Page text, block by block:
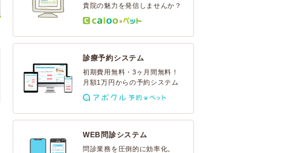
貴院の魅力を発信しませんか？
診療予約システム
初期費用無料・3ヶ月間無料！
月額1万円からの予約システム
WEB問診システム
問診業務を圧倒的に効率化。